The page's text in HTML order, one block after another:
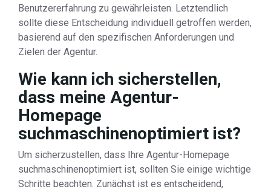
Benutzererfahrung zu gewährleisten. Letztendlich
sollte diese Entscheidung individuell getroffen werden,
basierend auf den spezifischen Anforderungen und
Zielen der Agentur.
Wie kann ich sicherstellen,
dass meine Agentur-
Homepage
suchmaschinenoptimiert ist?
Um sicherzustellen, dass Ihre Agentur-Homepage
suchmaschinenoptimiert ist, sollten Sie einige wichtige
Schritte beachten. Zunächst ist es entscheidend,